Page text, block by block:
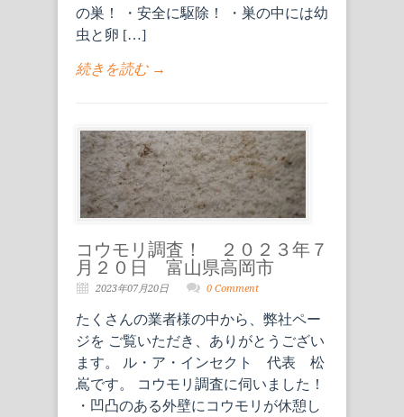
の巣！ ・安全に駆除！ ・巣の中には幼
虫と卵 […]
続きを読む →
コウモリ調査！ ２０２３年７
月２０日 富山県高岡市
2023年07月20日 0 Comment
たくさんの業者様の中から、弊社ペー
ジを ご覧いただき、ありがとうござい
ます。 ル・ア・インセクト 代表 松
嶌です。 コウモリ調査に伺いました！
・凹凸のある外壁にコウモリが休憩し